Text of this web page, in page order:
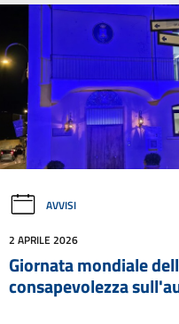
AVVISI
2 APRILE 2026
Giornata mondiale
consapevolezza